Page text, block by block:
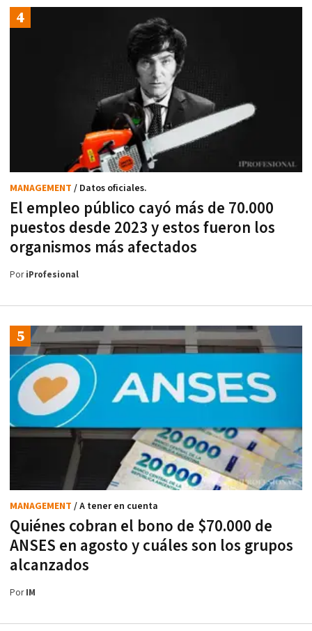
El empleo público cayó más de 70.000
puestos desde 2023 y estos fueron los
organismos más afectados
MANAGEMENT / Datos oficiales.
PoriProfesional
Quiénes cobran el bono de $70.000 de
ANSES en agosto y cuáles son los grupos
alcanzados
MANAGEMENT / A tener en cuenta
PorIM